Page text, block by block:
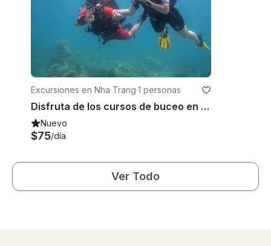
Excursiones en Nha Trang·1 personas
Disfruta de los cursos de buceo en Thanh pho Thai Nguyen, Vietnam
Nuevo
$75/día
Ver Todo